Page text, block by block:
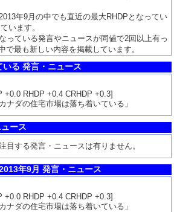
年9月の中でも直近の最大RHDPとなってい
います。
っている発言やニュースが同値で2回以上有っ
で最も新しい内容を掲載しています。
る 発言・ニュース
+0.0 RHDP +0.4 CRHDP +0.3]
ナダの住宅市場は落ち着いている」
ース
する発言・ニュースは有りません。
年9月 発言・ニュース
+0.0 RHDP +0.4 CRHDP +0.3]
ナダの住宅市場は落ち着いている」